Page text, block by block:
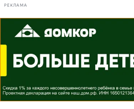
РЕКЛАМА